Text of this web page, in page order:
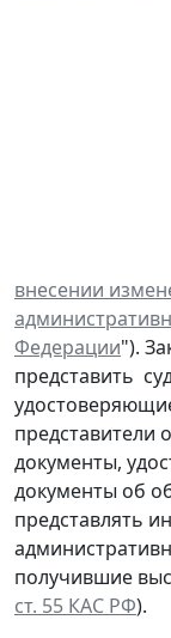
внесении
Федерации").
представить
представители
документы,
документы об
представлять
получившие
ст. 55 КАС РФ).